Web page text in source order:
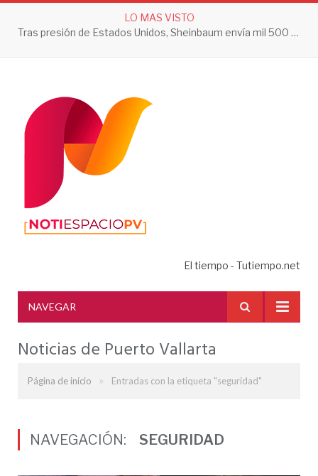
LO MAS VISTO
Secretaría de Salud Jalisco hace un llamado a la ciudadanía a tomar acciones contra el dengue en esta temporada de lluvias
El tiempo - Tutiempo.net
NAVEGAR
Noticias de Puerto Vallarta
Página de inicio » Entradas con la etiqueta "seguridad"
NAVEGACIÓN: SEGURIDAD